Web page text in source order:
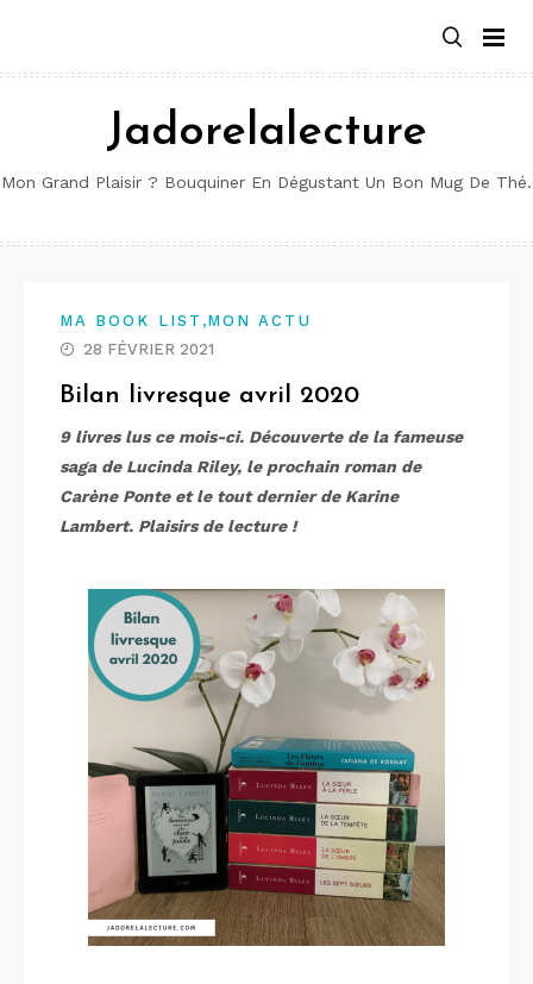
contenu
Jadorelalecture
Mon Grand Plaisir ? Bouquiner En Dégustant Un Bon Mug De Thé.
MA BOOK LIST ,MON ACTU
28 FÉVRIER 2021
Bilan livresque avril 2020
9 livres lus ce mois-ci. Découverte de la fameuse
saga de Lucinda Riley, le prochain roman de
Carène Ponte et le tout dernier de Karine
Lambert. Plaisirs de lecture !